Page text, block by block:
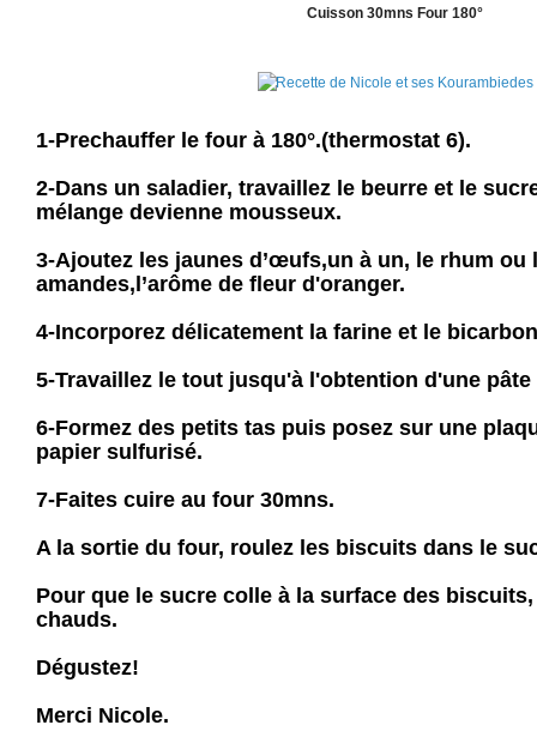
Cuisson 30mns Four 180°
1-Prechauffer le four à 180°.(thermostat 6).
2-Dans un saladier, travaillez le beurre et le
mélange devienne mousseux.
3-Ajoutez les jaunes d’œufs,un à un, le rhum ou
amandes,l’arôme de fleur d'oranger.
4-Incorporez délicatement la farine et le
5-Travaillez le tout jusqu'à l'obtention d'une
6-Formez des petits tas puis posez sur une
papier sulfurisé.
7-Faites cuire au four 30mns.
A la sortie du four, roulez les biscuits dans le
Pour que le sucre colle à la surface des
chauds.
Dégustez!
Merci Nicole.